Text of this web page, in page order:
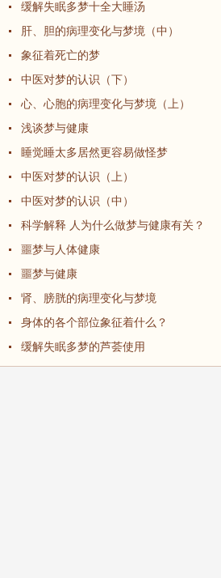
缓解失眠多梦十全大睡汤
肝、胆的病理变化与梦境（中）
象征着死亡的梦
中医对梦的认识（下）
心、心胞的病理变化与梦境（上）
浅谈梦与健康
睡觉睡太多居然更容易做怪梦
中医对梦的认识（上）
中医对梦的认识（中）
科学解释 人为什么做梦与健康有关？
噩梦与人体健康
噩梦与健康
肾、膀胱的病理变化与梦境
身体的各个部位象征着什么？
缓解失眠多梦的芦荟使用